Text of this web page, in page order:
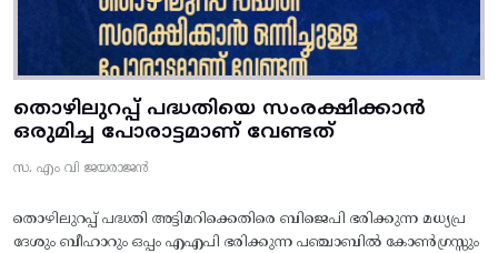
തൊഴിലുറപ്പ് പദ്ധതിയെ സംരക്ഷിക്കാൻ
ഒരുമിച്ച പോരാട്ടമാണ് വേണ്ടത്
സ. എം വി ജയരാജൻ
തൊഴിലുറപ്പ് പദ്ധതി അട്ടിമറിക്കെതിരെ ബിജെപി ഭരിക്കുന്ന മധ്യപ്ര
ദേശും ബീഹാറും ഒപ്പം എഎപി ഭരിക്കുന്ന പഞ്ചാബിൽ കോൺഗ്രസ്സും